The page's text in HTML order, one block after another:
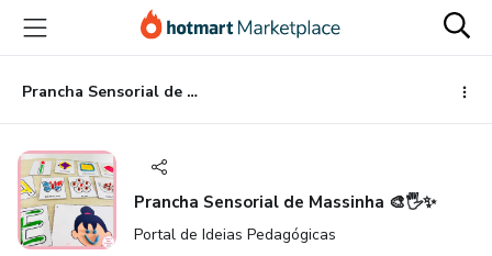
para
conteúdo
principal
para
pagamento
para
rodapé
Prancha Sensorial de Massinha 🎨🖐️✨
Prancha Sensorial de Massinha 🎨🖐️✨
Portal de Ideias Pedagógicas